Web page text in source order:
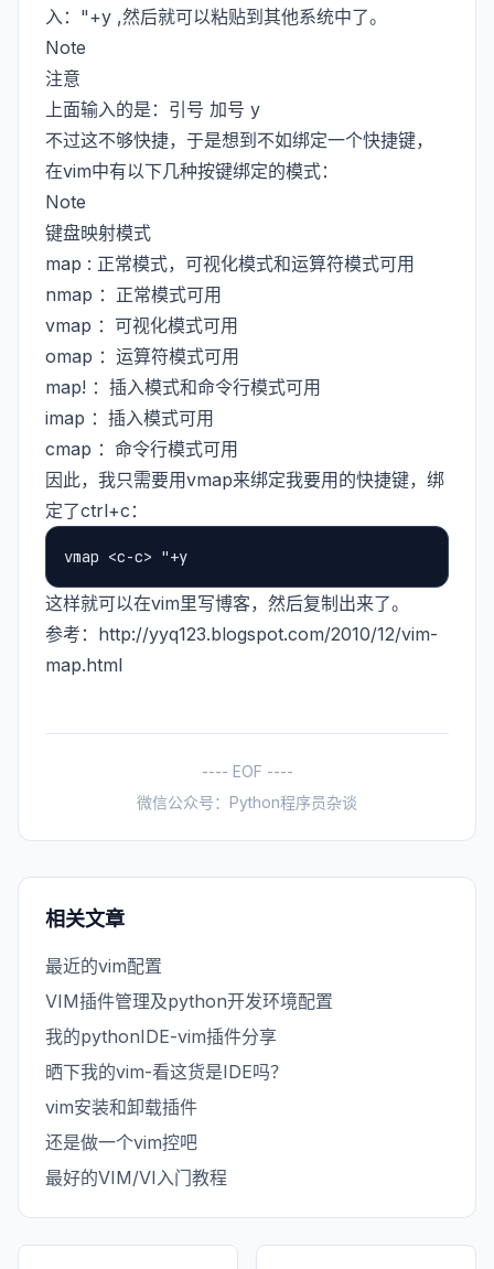
入："+y ,然后就可以粘贴到其他系统中了。
Note
注意
上面输入的是：引号 加号 y
不过这不够快捷，于是想到不如绑定一个快捷键，
在vim中有以下几种按键绑定的模式：
Note
键盘映射模式
map : 正常模式，可视化模式和运算符模式可用
nmap ：正常模式可用
vmap ：可视化模式可用
omap ：运算符模式可用
map! ：插入模式和命令行模式可用
imap ：插入模式可用
cmap ：命令行模式可用
因此，我只需要用vmap来绑定我要用的快捷键，绑
定了ctrl+c：
这样就可以在vim里写博客，然后复制出来了。
参考： http://yyq123.blogspot.com/2010/12/vim-
map.html
---- EOF ----
微信公众号：Python程序员杂谈
相关文章
最近的vim配置
VIM插件管理及python开发环境配置
我的pythonIDE-vim插件分享
晒下我的vim-看这货是IDE吗？
vim安装和卸载插件
还是做一个vim控吧
最好的VIM/VI入门教程